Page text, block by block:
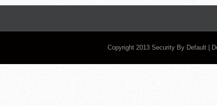
Copyright 2013 Security By Default |